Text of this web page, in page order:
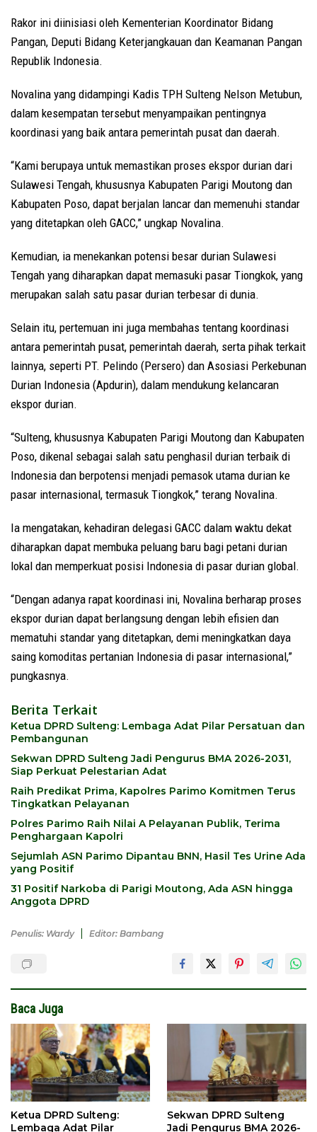
Rakor ini diinisiasi oleh Kementerian Koordinator Bidang
Pangan, Deputi Bidang Keterjangkauan dan Keamanan Pangan
Republik Indonesia.
Novalina yang didampingi Kadis TPH Sulteng Nelson Metubun,
dalam kesempatan tersebut menyampaikan pentingnya
koordinasi yang baik antara pemerintah pusat dan daerah.
“Kami berupaya untuk memastikan proses ekspor durian dari
Sulawesi Tengah, khususnya Kabupaten Parigi Moutong dan
Kabupaten Poso, dapat berjalan lancar dan memenuhi standar
yang ditetapkan oleh GACC,” ungkap Novalina.
Kemudian, ia menekankan potensi besar durian Sulawesi
Tengah yang diharapkan dapat memasuki pasar Tiongkok, yang
merupakan salah satu pasar durian terbesar di dunia.
Selain itu, pertemuan ini juga membahas tentang koordinasi
antara pemerintah pusat, pemerintah daerah, serta pihak terkait
lainnya, seperti PT. Pelindo (Persero) dan Asosiasi Perkebunan
Durian Indonesia (Apdurin), dalam mendukung kelancaran
ekspor durian.
“Sulteng, khususnya Kabupaten Parigi Moutong dan Kabupaten
Poso, dikenal sebagai salah satu penghasil durian terbaik di
Indonesia dan berpotensi menjadi pemasok utama durian ke
pasar internasional, termasuk Tiongkok,” terang Novalina.
Ia mengatakan, kehadiran delegasi GACC dalam waktu dekat
diharapkan dapat membuka peluang baru bagi petani durian
lokal dan memperkuat posisi Indonesia di pasar durian global.
“Dengan adanya rapat koordinasi ini, Novalina berharap proses
ekspor durian dapat berlangsung dengan lebih efisien dan
mematuhi standar yang ditetapkan, demi meningkatkan daya
saing komoditas pertanian Indonesia di pasar internasional,”
pungkasnya.
Berita Terkait
Ketua DPRD Sulteng: Lembaga Adat Pilar Persatuan dan
Pembangunan
Sekwan DPRD Sulteng Jadi Pengurus BMA 2026-2031,
Siap Perkuat Pelestarian Adat
Raih Predikat Prima, Kapolres Parimo Komitmen Terus
Tingkatkan Pelayanan
Polres Parimo Raih Nilai A Pelayanan Publik, Terima
Penghargaan Kapolri
Sejumlah ASN Parimo Dipantau BNN, Hasil Tes Urine Ada
yang Positif
31 Positif Narkoba di Parigi Moutong, Ada ASN hingga
Anggota DPRD
Penulis: Wardy Editor: Bambang
Baca Juga
Ketua DPRD Sulteng:
Lembaga Adat Pilar
Sekwan DPRD Sulteng
Jadi Pengurus BMA 2026-